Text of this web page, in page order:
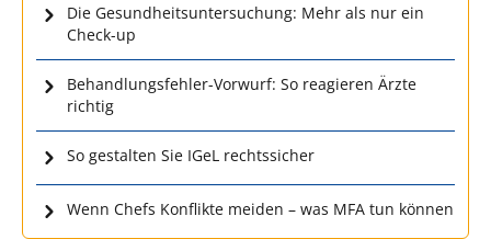
Die Gesundheitsuntersuchung: Mehr als nur ein
Check-up
Behandlungsfehler-Vorwurf: So reagieren Ärzte
richtig
So gestalten Sie IGeL rechtssicher
Wenn Chefs Konflikte meiden – was MFA tun können